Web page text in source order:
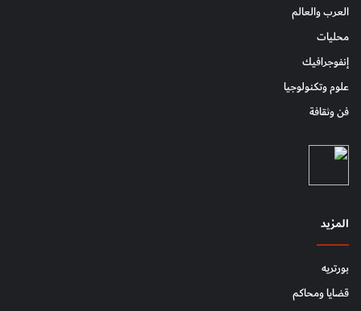
العرب والعالم
محليات
إنفوجرافيك
علوم وتكنولوجيا
فن وثقافة
المزيد
بورتريه
قضايا ومحاكم